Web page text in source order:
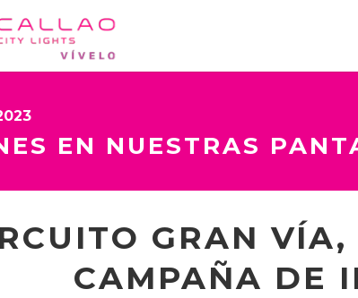
EN NUESTRAS
GRAN
CAMPAÑA DE